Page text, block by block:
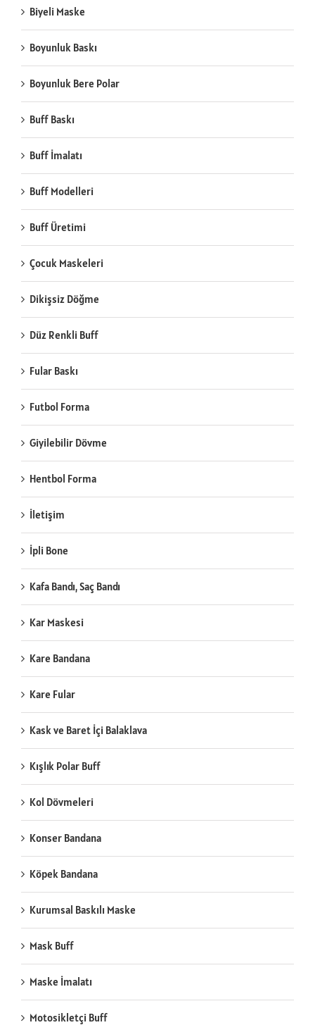
Biyeli Maske
Boyunluk Baskı
Boyunluk Bere Polar
Buff Baskı
Buff İmalatı
Buff Modelleri
Buff Üretimi
Çocuk Maskeleri
Dikişsiz Döğme
Düz Renkli Buff
Fular Baskı
Futbol Forma
Giyilebilir Dövme
Hentbol Forma
İletişim
İpli Bone
Kafa Bandı, Saç Bandı
Kar Maskesi
Kare Bandana
Kare Fular
Kask ve Baret İçi Balaklava
Kışlık Polar Buff
Kol Dövmeleri
Konser Bandana
Köpek Bandana
Kurumsal Baskılı Maske
Mask Buff
Maske İmalatı
Motosikletçi Buff